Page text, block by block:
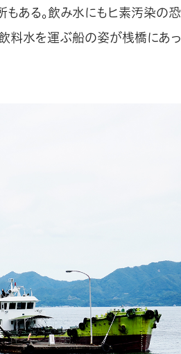
ある。飲み水にもヒ素汚染の恐
料水を運ぶ船の姿が桟橋にあっ